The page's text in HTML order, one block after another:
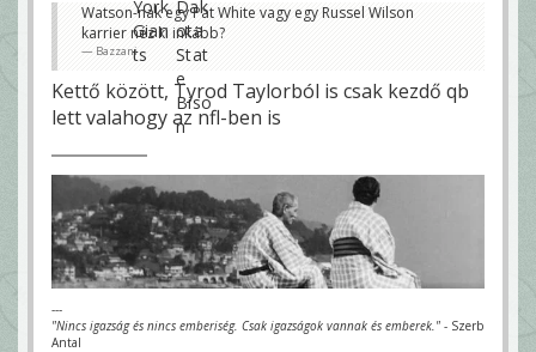
Watson-nak egy Pat White vagy egy Russel Wilson
karrier néz ki inkább?
Bazzani
Kettő között, Tyrod Taylorból is csak kezdő qb
lett valahogy az nfl-ben is
---
"Nincs igazság és nincs emberiség. Csak igazságok vannak és emberek." - Szerb
Antal